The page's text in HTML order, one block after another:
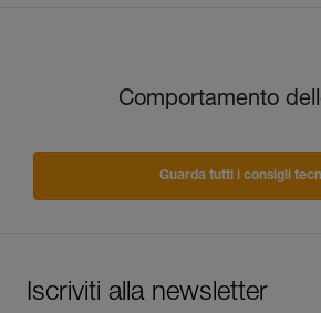
Comportamento
Guarda tutti i consigli
Iscriviti alla newsletter